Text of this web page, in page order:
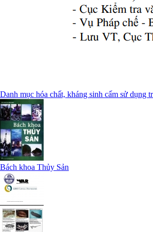
Danh mục hóa chất, kháng sinh cấm sử dụng
Bách khoa Thủy Sản